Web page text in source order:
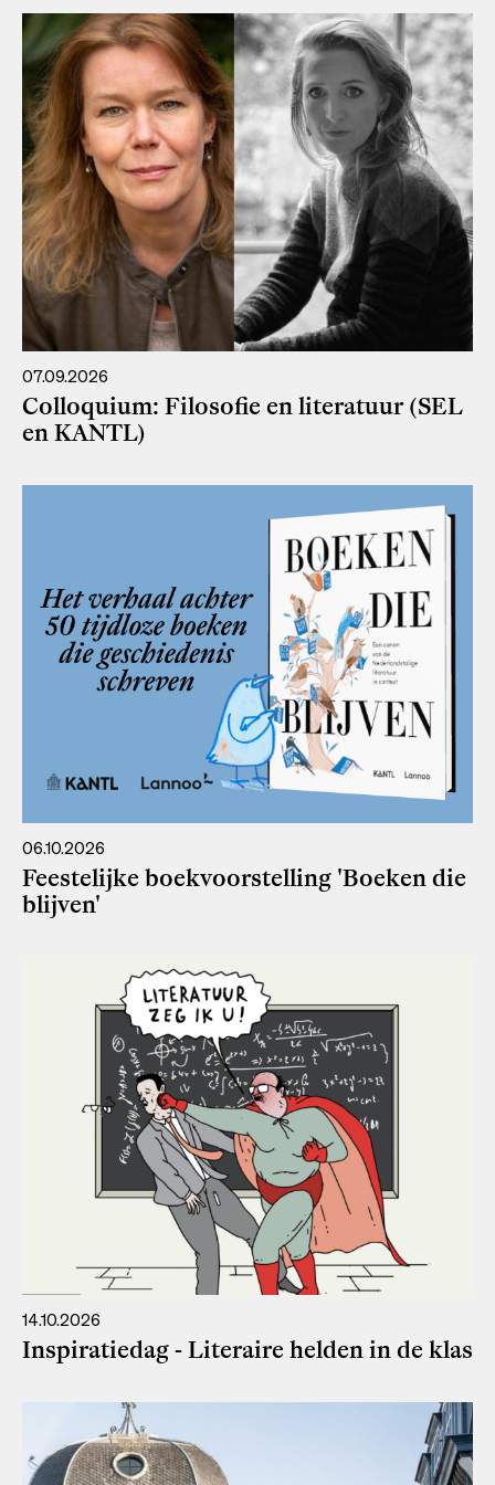
07.09.2026
Colloquium: Filosofie en literatuur (SEL
en KANTL)
06.10.2026
Feestelijke boekvoorstelling 'Boeken die
blijven'
14.10.2026
Inspiratiedag - Literaire helden in de klas